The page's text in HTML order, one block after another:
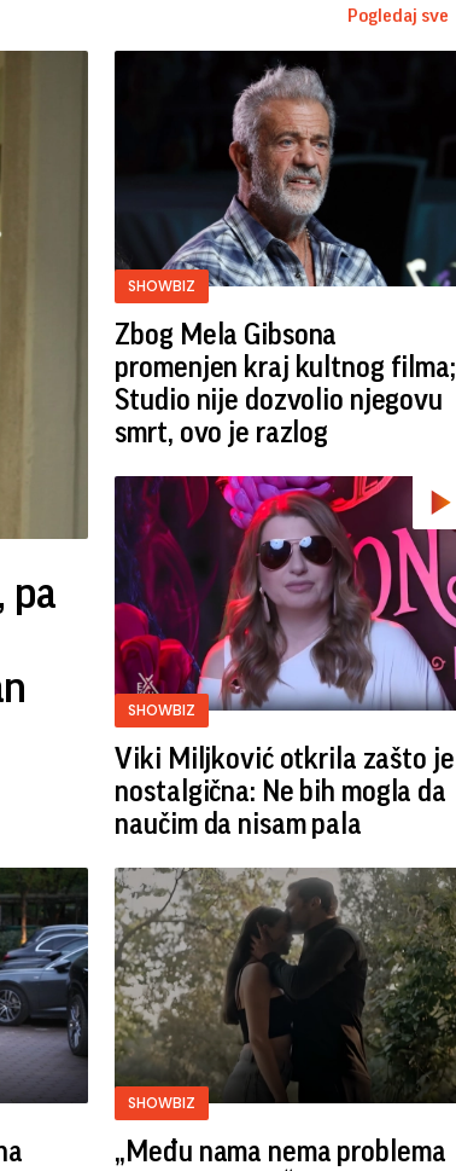
Pogledaj sve
pa
SHOWBIZ
Zbog Mela Gibsona
promenjen kraj kultnog filma;
Studio nije dozvolio njegovu
smrt, ovo je razlog
SHOWBIZ
Viki Miljković otkrila zašto je
nostalgična: Ne bih mogla da
naučim da nisam pala
SHOWBIZ
„Među nama nema problema